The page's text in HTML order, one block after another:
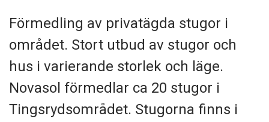
Förmedling av privatägda stugor i
området. Stort utbud av stugor och
hus i varierande storlek och läge.
Novasol förmedlar ca 20 stugor i
Tingsrydsområdet. Stugorna finns i